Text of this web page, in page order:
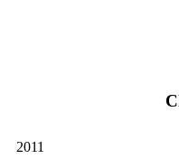
2011